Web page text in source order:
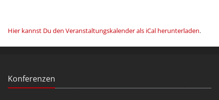
Hier kannst Du den Veranstaltungskalender als iCal herunterladen.
Konferenzen